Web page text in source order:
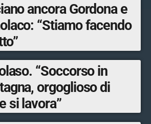
ancora Gordona e
“Stiamo facendo
“Soccorso in
orgoglioso di
si lavora”